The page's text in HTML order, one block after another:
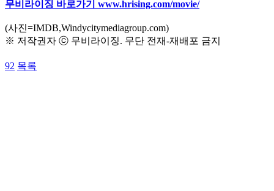
무비라이징 바로가기 www.hrising.com/movie/
(사진=IMDB,Windycitymediagroup.com)
※ 저작권자 ⓒ 무비라이징. 무단 전재-재배포 금지
92 목록